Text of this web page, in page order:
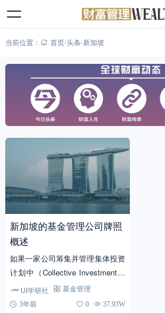
当前位置： 首页-头条-新加坡
新加坡的基金管理公司牌照
概述
如果一家公司筹集并管理集体投资
计划中（Collective Investment S
cheme）第三方投资者的资金或将
该笔资金投资于股权、固定收...
UI学研社
基金管理
3年前
0 37.93W